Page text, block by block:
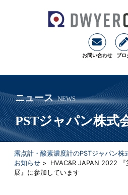
お問い合わせ ブロ
ニュース NEWS
PSTジャパン株式
露点計・酸素濃度計のPSTジャパン株
お知らせ> HVAC&R JAPAN 2022 『
展』に参加しています